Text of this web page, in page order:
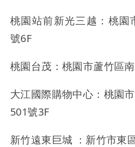
桃園站前新光三越：桃園
號6F
桃園台茂：桃園市蘆竹區
大江國際購物中心：桃園
501號3F
新竹遠東巨城 ：新竹市東